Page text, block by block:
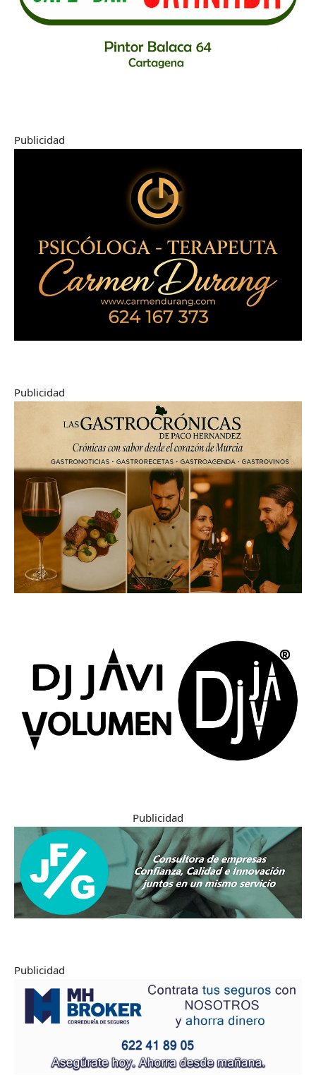
Publicidad
Publicidad
Publicidad
Publicidad